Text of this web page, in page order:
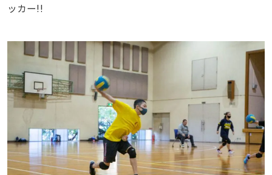
ッカー!!